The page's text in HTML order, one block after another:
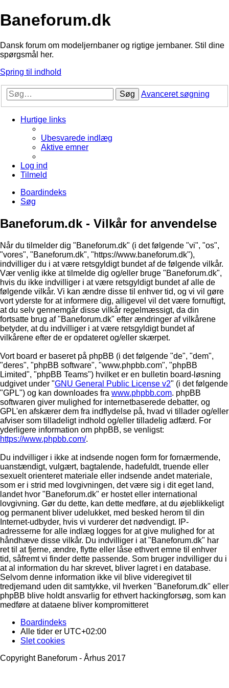
Baneforum.dk
Dansk forum om modeljernbaner og rigtige jernbaner. Stil dine
spørgsmål her.
Spring til indhold
Søg Avanceret søgning
Hurtige links
Ubesvarede indlæg
Aktive emner
Log ind
Tilmeld
Boardindeks
Søg
Baneforum.dk - Vilkår for anvendelse
Når du tilmelder dig "Baneforum.dk" (i det følgende "vi", "os",
"vores", "Baneforum.dk", "https://www.baneforum.dk"),
indvilliger du i at være retsgyldigt bundet af de følgende vilkår.
Vær venlig ikke at tilmelde dig og/eller bruge "Baneforum.dk",
hvis du ikke indvilliger i at være retsgyldigt bundet af alle de
følgende vilkår. Vi kan ændre disse til enhver tid, og vi vil gøre
vort yderste for at informere dig, alligevel vil det være fornuftigt,
at du selv gennemgår disse vilkår regelmæssigt, da din
fortsatte brug af "Baneforum.dk" efter ændringer af vilkårene
betyder, at du indvilliger i at være retsgyldigt bundet af
vilkårene efter de er opdateret og/eller skærpet.
Vort board er baseret på phpBB (i det følgende "de", "dem",
"deres", "phpBB software", "www.phpbb.com", "phpBB
Limited", "phpBB Teams") hvilket er en bulletin board-løsning
udgivet under "GNU General Public License v2" (i det følgende
"GPL") og kan downloades fra www.phpbb.com. phpBB
softwaren giver mulighed for internetbaserede debatter, og
GPL'en afskærer dem fra indflydelse på, hvad vi tillader og/eller
afviser som tilladeligt indhold og/eller tilladelig adfærd. For
yderligere information om phpBB, se venligst:
https://www.phpbb.com/.
Du indvilliger i ikke at indsende nogen form for fornærmende,
uanstændigt, vulgært, bagtalende, hadefuldt, truende eller
sexuelt orienteret materiale eller indsende andet materiale,
som er i strid med lovgivningen, det være sig i dit eget land,
landet hvor "Baneforum.dk" er hostet eller international
lovgivning. Gør du dette, kan dette medføre, at du øjeblikkeligt
og permanent bliver udelukket, med besked herom til din
Internet-udbyder, hvis vi vurderer det nødvendigt. IP-
adresserne for alle indlæg logges for at give mulighed for at
håndhæve disse vilkår. Du indvilliger i at "Baneforum.dk" har
ret til at fjerne, ændre, flytte eller låse ethvert emne til enhver
tid, såfremt vi finder dette passende. Som bruger indvilliger du i
at al information du har skrevet, bliver lagret i en database.
Selvom denne information ikke vil blive videregivet til
tredjemand uden dit samtykke, vil hverken "Baneforum.dk" eller
phpBB blive holdt ansvarlig for ethvert hackingforsøg, som kan
medføre at dataene bliver kompromitteret
Boardindeks
Alle tider er UTC+02:00
Slet cookies
Copyright Baneforum - Århus 2017